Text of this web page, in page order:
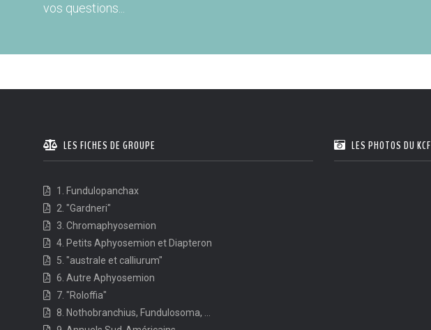
vos questions...
LES FICHES DE GROUPE
1. Fundulopanchax
2. "Gardneri"
3. Chromaphyosemion
4. Petits Aphyosemion et Diapteron
5. "australe et calliurum"
6. Autre Aphyosemion
7. "Roloffia"
8. Nothobranchius, Fundulosoma, ...
LES PHOTOS DU KCF